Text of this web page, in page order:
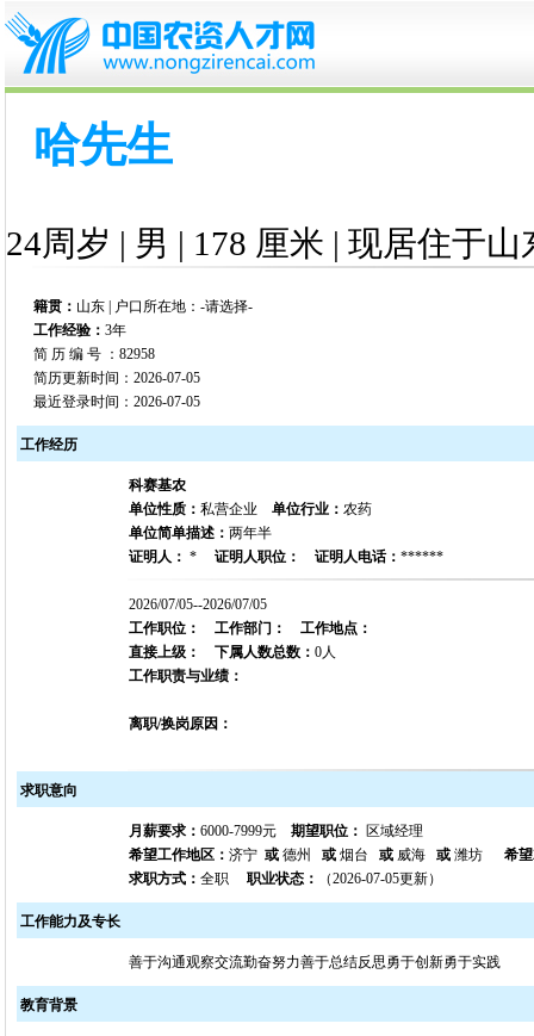
哈先生
24周岁 | 男 | 178 厘米 | 现居住于山
籍贯： 山东 | 户口所在地：-请选择-
工作经验： 3年
简 历 编 号 ：82958
简历更新时间：2026-07-05
最近登录时间：2026-07-05
工作经历
科赛基农
单位性质： 私营企业 单位行业： 农药
单位简单描述： 两年半
证明人： * 证明人职位： 证明人电话： ******
2026/07/05--2026/07/05
工作职位：
工作部门：
工作地点：
直接上级：
下属人数总数： 0人
工作职责与业绩：
离职/换岗原因：
求职意向
月薪要求： 6000-7999元 期望职位：
区域经理
希望工作地区： 济宁 或德州 或烟台 或威海 或潍坊 希
求职方式： 全职 职业状态： （2026-07-05更新）
工作能力及专长
善于沟通观察交流勤奋努力善于总结反思勇于创新勇于实践
教育背景